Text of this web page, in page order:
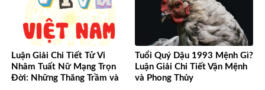
Luận Giải Chi Tiết Tử Vi
Nhâm Tuất Nữ Mạng Trọn
Đời: Những Thăng Trầm và
Tuổi Quý Dậu 1993 Mệnh Gì?
Luận Giải Chi Tiết Vận Mệnh
và Phong Thủy